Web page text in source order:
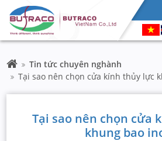
Tin tức chuyên nghành
Tại sao nên chọn cửa kính thủy lực
Tại sao nên chọn cửa
khung bao